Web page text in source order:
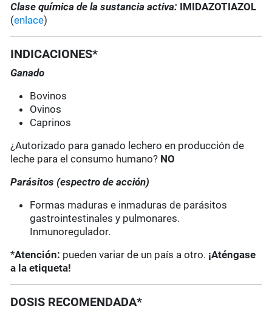
Clase química de la sustancia activa: IMIDAZOTIAZOL
(enlace)
INDICACIONES*
Ganado
Bovinos
Ovinos
Caprinos
¿Autorizado para ganado lechero en producción de
leche para el consumo humano? NO
Parásitos (espectro de acción)
Formas maduras e inmaduras de parásitos
gastrointestinales y pulmonares.
Inmunoregulador.
*Atención: pueden variar de un país a otro. ¡Aténgase
a la etiqueta!
DOSIS RECOMENDADA*